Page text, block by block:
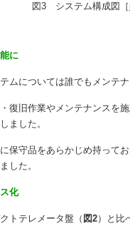
図3 システム構成図［
に
ムについては誰でもメンテナ
復旧作業やメンテナンスを
ました。
保守品をあらかじめ持って
した。
化
トテレメータ盤（ 図2）と比